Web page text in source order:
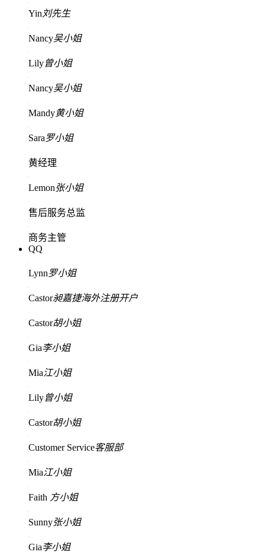
Yin 刘先生
Nancy吴小姐
Lily曾小姐
Nancy吴小姐
Mandy黄小姐
Sara罗小姐
黄经理
Lemon张小姐
售后服务总监
商务主管
QQ
Lynn罗小姐
Castor昶嘉捷海外注册开户
Castor胡小姐
Gia李小姐
Mia江小姐
Lily曾小姐
Castor胡小姐
Customer Service客服部
Mia江小姐
Faith 方小姐
Sunny张小姐
Gia李小姐